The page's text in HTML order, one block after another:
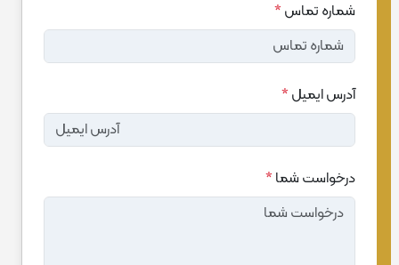
شماره تماس*
آدرس ایمیل*
درخواست شما*